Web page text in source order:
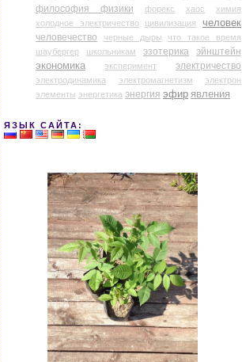
философия физики форекс хаос
химия
холодное электричество
цивилизация человек
человечество черные дыры
что такое время
шаубергер
школьникам эзотерика
эйнштейн
экономика
эксперимент электричество
электродинамика электромагнетизм
электрон
элементы энергетика энергия эфир явления
ЯЗЫК САЙТА: